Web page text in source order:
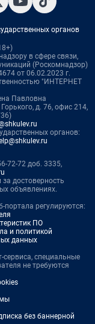
органов
в сфере связи,
(Роскомнадзор)
от 06.02.2023 г.
"ИНТЕРНЕТ
Павловна
д. 76, офис 214,
органов:
72-72 доб. 3335,
за достоверность
объявлениях.
портала регулируются:
ПО
и политикой
данных
сервиса, специальные
не требуются
без баннерной